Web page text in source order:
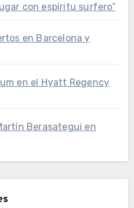
con espíritu surfero”
en Barcelona y
en el Hyatt Regency
Berasategui en